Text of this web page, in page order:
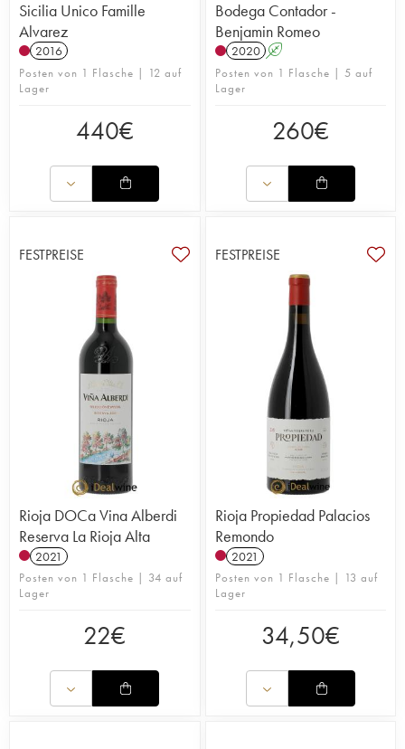
Sicilia Unico Famille
Alvarez
2016
Posten von 1 Flasche | 12 auf
Lager
440€
Bodega Contador -
Benjamin Romeo
2020 A
Posten von 1 Flasche | 5 auf
Lager
260€
FESTPREISE
Rioja DOCa Vina Alberdi
Reserva La Rioja Alta
2021
Posten von 1 Flasche | 34 auf
Lager
22€
FESTPREISE
Rioja Propiedad Palacios
Remondo
2021
Posten von 1 Flasche | 13 auf
Lager
34,50€